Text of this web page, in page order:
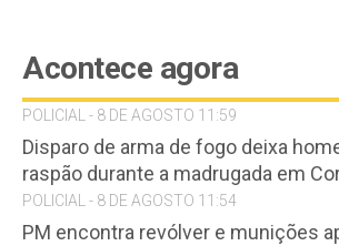
Acontece agora
POLICIAL - 8 DE AGOSTO 11:59
Disparo de arma de fogo deixa
raspão durante a madrugada em
POLICIAL - 8 DE AGOSTO 11:54
PM encontra revólver e munições